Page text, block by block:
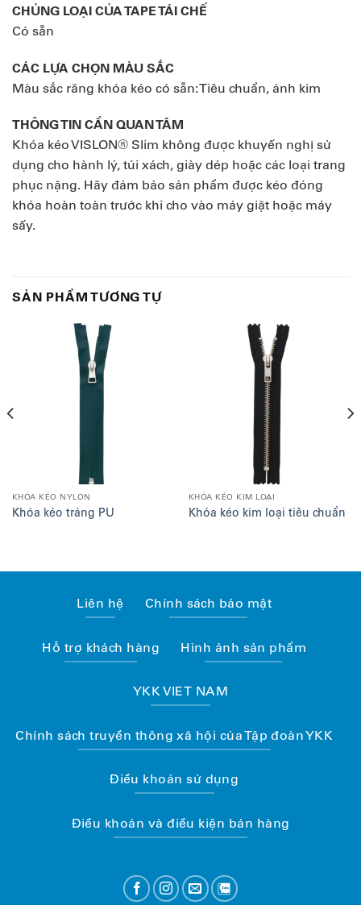
CHỦNG LOẠI CỦA TAPE TÁI CHẾ
Có sẵn
CÁC LỰA CHỌN MÀU SẮC
Màu sắc răng khóa kéo có sẵn: Tiêu chuẩn, ánh kim
THÔNG TIN CẦN QUAN TÂM
Khóa kéo VISLON® Slim không được khuyến nghị sử
dụng cho hành lý, túi xách, giày dép hoặc các loại trang
phục nặng. Hãy đảm bảo sản phẩm được kéo đóng
khóa hoàn toàn trước khi cho vào máy giặt hoặc máy
sấy.
SẢN PHẨM TƯƠNG TỰ
KHÓA KÉO NYLON
Khóa kéo tráng PU
KHÓA KÉO KIM LOẠI
Khóa kéo kim loại tiêu chuẩn
Liên hệ Chính sách bảo mật
Hỗ trợ khách hàng Hình ảnh sản phẩm
YKK VIET NAM
Chính sách truyền thông xã hội của Tập đoàn YKK
Điều khoản sử dụng
Điều khoản và điều kiện bán hàng